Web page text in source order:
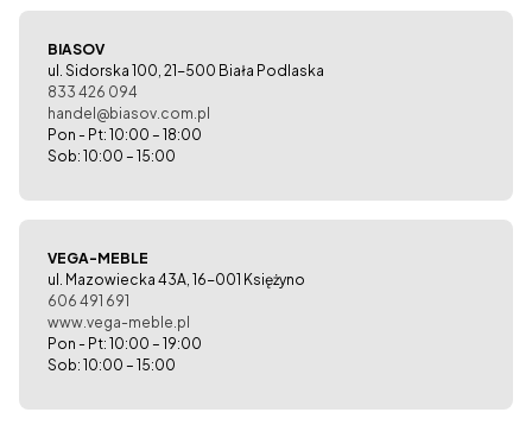
BIASOV
ul. Sidorska 100, 21-500 Biała Podlaska
833 426 094
handel@biasov.com.pl
Pon - Pt: 10:00 – 18:00
Sob: 10:00 – 15:00
VEGA-MEBLE
ul. Mazowiecka 43A, 16-001 Księżyno
606 491 691
www.vega-meble.pl
Pon - Pt: 10:00 – 19:00
Sob: 10:00 – 15:00